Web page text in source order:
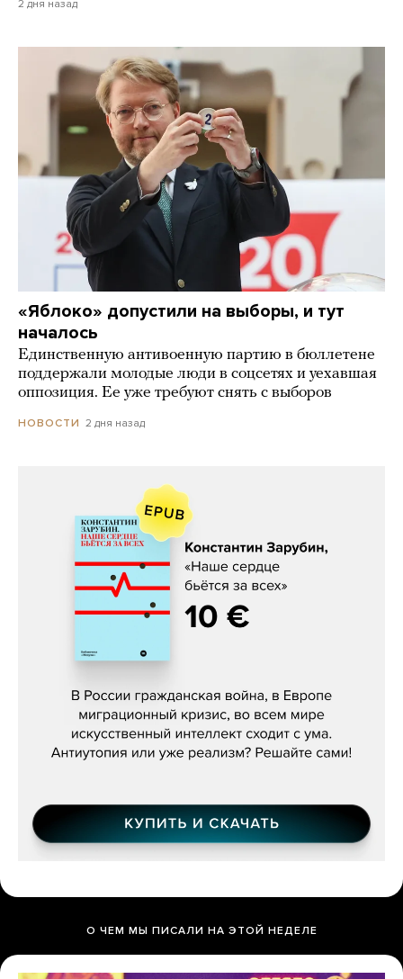
2 дня назад
«Яблоко» допустили на выборы, и тут
началось
Единственную антивоенную партию в бюллетене
поддержали молодые люди в соцсетях и уехавшая
оппозиция. Ее уже требуют снять с выборов
НОВОСТИ 2 дня назад
Константин Зарубин, «Наше сердце
О ЧЕМ МЫ ПИСАЛИ НА ЭТОЙ НЕДЕЛЕ